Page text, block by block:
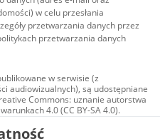
w celu przesłania
przetwarzania danych przez
przetwarzania danych
w serwisie (z
audiowizualnych), są udostępniane
Commons: uznanie autorstwa
4.0 (CC BY-SA 4.0).
w tym zdjęcia, materiały
na licencji typu